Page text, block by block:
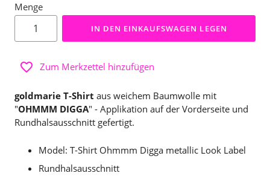
Menge
IN DEN EINKAUFSWAGEN LEGEN
Zum Merkzettel hinzufügen
goldmarie T-Shirt aus weichem Baumwolle mit
"OHMMM DIGGA" - Applikation auf der Vorderseite und
Rundhalsausschnitt gefertigt.
Model: T-Shirt Ohmmm Digga metallic Look Label
Rundhalsausschnitt